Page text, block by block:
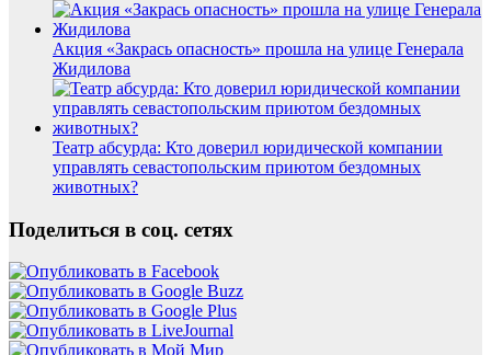
Акция «Закрась опасность» прошла на улице Генерала
Жидилова
Театр абсурда: Кто доверил юридической компании
управлять севастопольским приютом бездомных
животных?
Поделиться в соц. сетях